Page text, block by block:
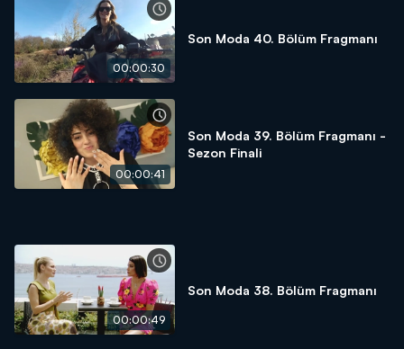
00:00:30
Son Moda 40. Bölüm Fragmanı
00:00:41
Son Moda 39. Bölüm Fragmanı -
Sezon Finali
00:00:49
Son Moda 38. Bölüm Fragmanı